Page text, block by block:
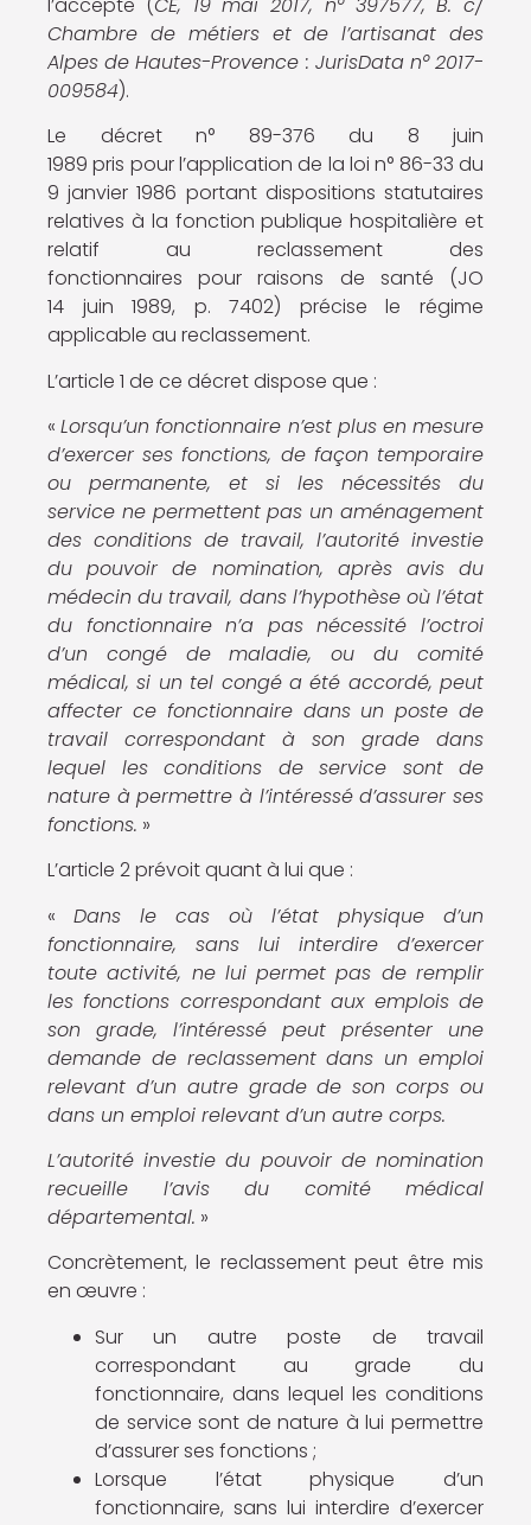
Chambre de métiers et de l’artisanat des
Alpes de Hautes-Provence : JurisData n° 2017-
009584).
Le décret n° 89-376 du 8 juin
1989 pris pour l’application de la loi n° 86-33 du
9 janvier 1986 portant dispositions statutaires
relatives à la fonction publique hospitalière et
relatif au reclassement des
fonctionnaires pour raisons de santé (JO
14 juin 1989, p. 7402) précise le régime
applicable au reclassement.
L’article 1 de ce décret dispose que :
«Lorsqu’un fonctionnaire n’est plus en mesure
d’exercer ses fonctions, de façon temporaire
ou permanente, et si les nécessités du
service ne permettent pas un aménagement
des conditions de travail, l’autorité investie
du pouvoir de nomination, après avis du
médecin du travail, dans l’hypothèse où l’état
du fonctionnaire n’a pas nécessité l’octroi
d’un congé de maladie, ou du comité
médical, si un tel congé a été accordé, peut
affecter ce fonctionnaire dans un poste de
travail correspondant à son grade dans
lequel les conditions de service sont de
nature à permettre à l’intéressé d’assurer ses
fonctions. »
L’article 2 prévoit quant à lui que :
« Dans le cas où l’état physique d’un
fonctionnaire, sans lui interdire d’exercer
toute activité, ne lui permet pas de remplir
les fonctions correspondant aux emplois de
son grade, l’intéressé peut présenter une
demande de reclassement dans un emploi
relevant d’un autre grade de son corps ou
dans un emploi relevant d’un autre corps.
L’autorité investie du pouvoir de nomination
recueille l’avis du comité médical
départemental. »
Concrètement, le reclassement peut être mis
en œuvre :
Sur un autre poste de travail
correspondant au grade du
fonctionnaire, dans lequel les conditions
de service sont de nature à lui permettre
d’assurer ses fonctions ;
Lorsque l’état physique d’un
fonctionnaire, sans lui interdire d’exercer